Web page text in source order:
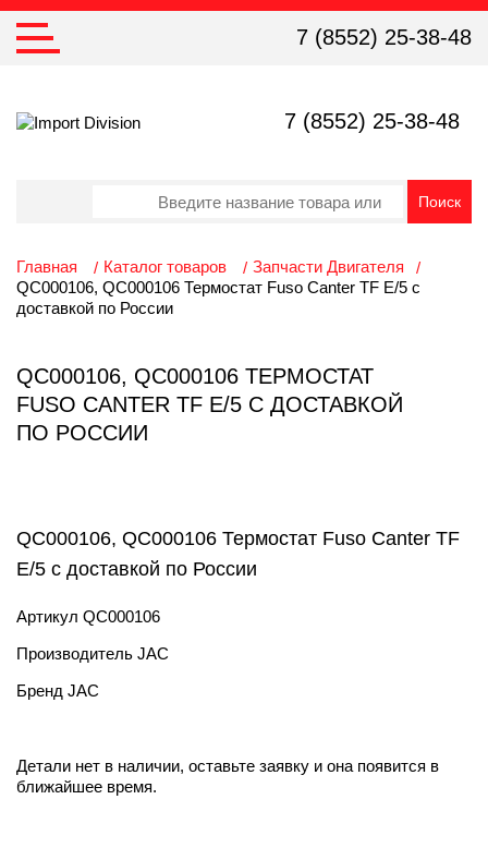
7 (8552) 25-38-48
7 (8552) 25-38-48
Главная Каталог товаров
Запчасти Двигателя
QC000106, QC000106 Термостат Fuso Canter TF E/5 с
доставкой по России
QC000106, QC000106 ТЕРМОСТАТ
FUSO CANTER TF E/5 С ДОСТАВКОЙ
ПО РОССИИ
QC000106, QC000106 Термостат Fuso Canter TF
E/5 с доставкой по России
Артикул QC000106
Производитель JAC
Бренд JAC
Детали нет в наличии, оставьте заявку и она появится в
ближайшее время.